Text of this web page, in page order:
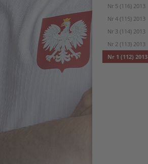
Nr 5 (116) 2013
Nr 4 (115) 2013
Nr 3 (114) 2013
Nr 2 (113) 2013
Nr 1 (112) 2013